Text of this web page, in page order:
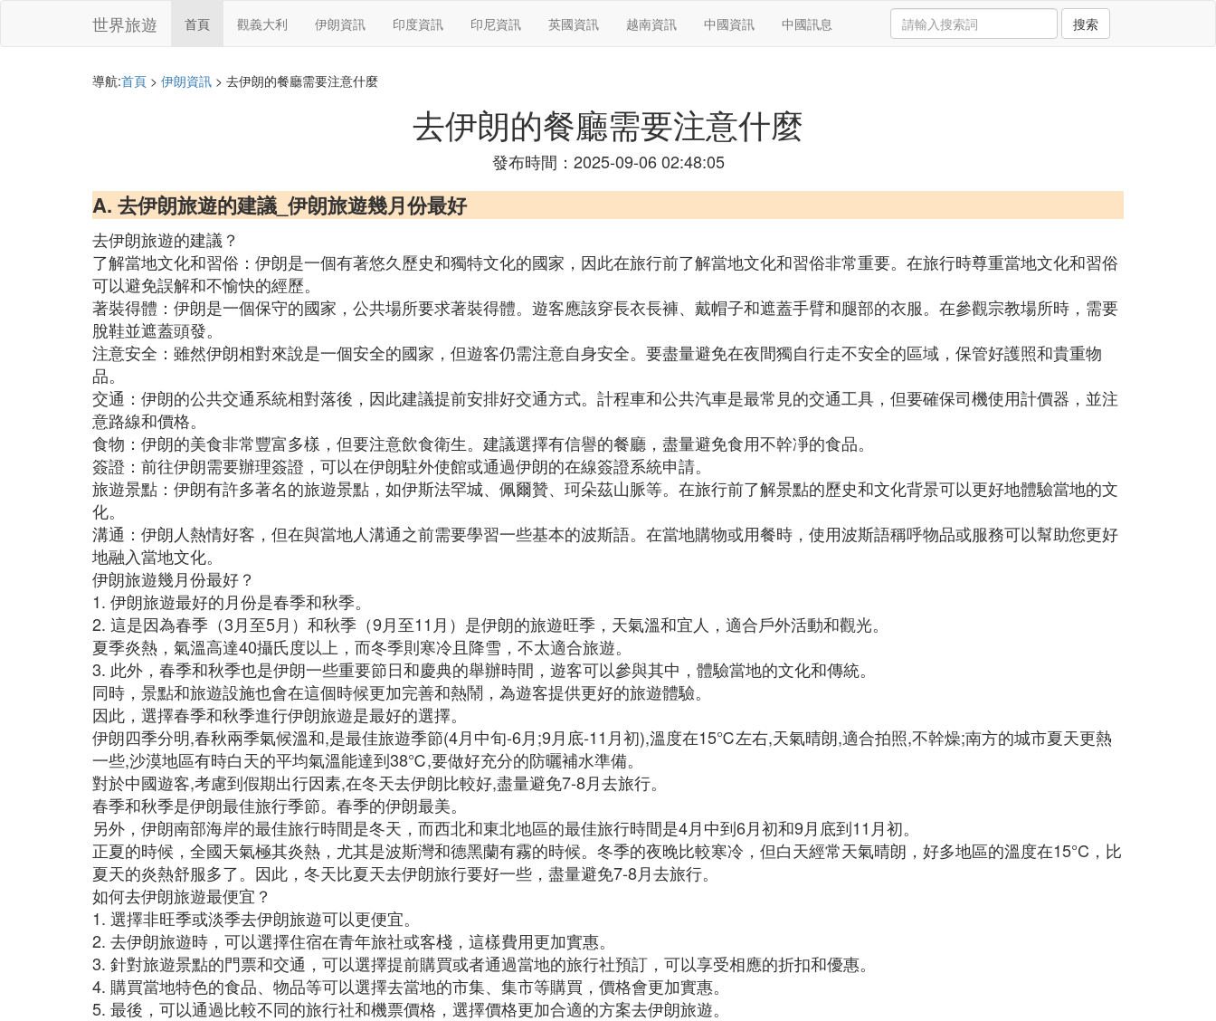
世界旅遊 首頁 觀義大利 伊朗資訊 印度資訊 印尼資訊 英國資訊 越南資訊 中國資訊 中國訊息 搜索
導航:首頁 > 伊朗資訊 > 去伊朗的餐廳需要注意什麼
去伊朗的餐廳需要注意什麼
發布時間：2025-09-06 02:48:05
A. 去伊朗旅遊的建議_伊朗旅遊幾月份最好
去伊朗旅遊的建議？
了解當地文化和習俗：伊朗是一個有著悠久歷史和獨特文化的國家，因此在旅行前了解當地文化和習俗非常重要。在旅行時尊重當地文化和習俗
可以避免誤解和不愉快的經歷。
著裝得體：伊朗是一個保守的國家，公共場所要求著裝得體。遊客應該穿長衣長褲、戴帽子和遮蓋手臂和腿部的衣服。在參觀宗教場所時，需要
脫鞋並遮蓋頭發。
注意安全：雖然伊朗相對來說是一個安全的國家，但遊客仍需注意自身安全。要盡量避免在夜間獨自行走不安全的區域，保管好護照和貴重物
品。
交通：伊朗的公共交通系統相對落後，因此建議提前安排好交通方式。計程車和公共汽車是最常見的交通工具，但要確保司機使用計價器，並注
意路線和價格。
食物：伊朗的美食非常豐富多樣，但要注意飲食衛生。建議選擇有信譽的餐廳，盡量避免食用不幹凈的食品。
簽證：前往伊朗需要辦理簽證，可以在伊朗駐外使館或通過伊朗的在線簽證系統申請。
旅遊景點：伊朗有許多著名的旅遊景點，如伊斯法罕城、佩爾贊、珂朵茲山脈等。在旅行前了解景點的歷史和文化背景可以更好地體驗當地的文
化。
溝通：伊朗人熱情好客，但在與當地人溝通之前需要學習一些基本的波斯語。在當地購物或用餐時，使用波斯語稱呼物品或服務可以幫助您更好
地融入當地文化。
伊朗旅遊幾月份最好？
1. 伊朗旅遊最好的月份是春季和秋季。
2. 這是因為春季（3月至5月）和秋季（9月至11月）是伊朗的旅遊旺季，天氣溫和宜人，適合戶外活動和觀光。
夏季炎熱，氣溫高達40攝氏度以上，而冬季則寒冷且降雪，不太適合旅遊。
3. 此外，春季和秋季也是伊朗一些重要節日和慶典的舉辦時間，遊客可以參與其中，體驗當地的文化和傳統。
同時，景點和旅遊設施也會在這個時候更加完善和熱鬧，為遊客提供更好的旅遊體驗。
因此，選擇春季和秋季進行伊朗旅遊是最好的選擇。
伊朗四季分明,春秋兩季氣候溫和,是最佳旅遊季節(4月中旬-6月;9月底-11月初),溫度在15℃左右,天氣晴朗,適合拍照,不幹燥;南方的城市夏天更熱
一些,沙漠地區有時白天的平均氣溫能達到38℃,要做好充分的防曬補水準備。
對於中國遊客,考慮到假期出行因素,在冬天去伊朗比較好,盡量避免7-8月去旅行。
春季和秋季是伊朗最佳旅行季節。春季的伊朗最美。
另外，伊朗南部海岸的最佳旅行時間是冬天，而西北和東北地區的最佳旅行時間是4月中到6月初和9月底到11月初。
正夏的時候，全國天氣極其炎熱，尤其是波斯灣和德黑蘭有霧的時候。冬季的夜晚比較寒冷，但白天經常天氣晴朗，好多地區的溫度在15°C，比
夏天的炎熱舒服多了。因此，冬天比夏天去伊朗旅行要好一些，盡量避免7-8月去旅行。
如何去伊朗旅遊最便宜？
1. 選擇非旺季或淡季去伊朗旅遊可以更便宜。
2. 去伊朗旅遊時，可以選擇住宿在青年旅社或客棧，這樣費用更加實惠。
3. 針對旅遊景點的門票和交通，可以選擇提前購買或者通過當地的旅行社預訂，可以享受相應的折扣和優惠。
4. 購買當地特色的食品、物品等可以選擇去當地的市集、集市等購買，價格會更加實惠。
5. 最後，可以通過比較不同的旅行社和機票價格，選擇價格更加合適的方案去伊朗旅遊。